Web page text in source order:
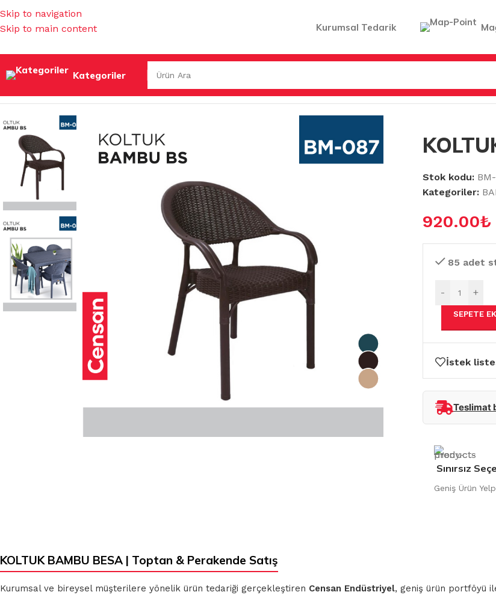
Skip to navigation
Skip to main content
Kurumsal Tedarik
Kategoriler
BAHÇE MALZEMELERİ/SANDALYE & KOLTUK & MİNDER/KOLTUK BAMBU BESA
Stok kodu:
Kategoriler:
920.00₺
85 adet
- +
SEPETE
İstek
Teslimat
Sınırsız
Geniş Ürün
KOLTUK BAMBU BESA | Toptan & Perakende Satış
Kurumsal ve bireysel müşterilere yönelik ürün tedariği gerçekleştiren Censan Endüstriyel, geniş ürün portföyü